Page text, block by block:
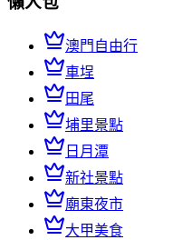
澳門自由行
車埕
田尾
埔里景點
日月潭
新社景點
廟東夜市
大甲美食